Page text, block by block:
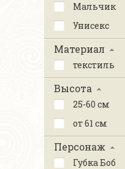
Мальчик
Унисекс
Материал
текстиль
Высота
25-60 см
от 61 см
Персонаж
Губка Боб